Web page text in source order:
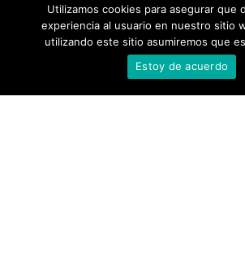
Tarjetas dulces de San Valentin
Utilizamos cookies para asegurar que
experiencia al usuario en nuestro sitio
utilizando este sitio asumiremos que
Estoy de acuerdo